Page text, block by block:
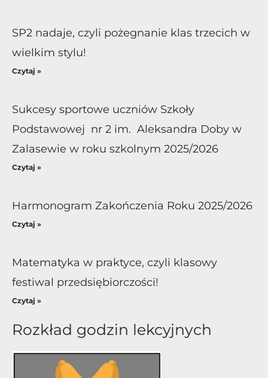
SP2 nadaje, czyli pożegnanie klas trzecich w
wielkim stylu!
Czytaj »
Sukcesy sportowe uczniów Szkoły
Podstawowej nr 2 im. Aleksandra Doby w
Zalasewie w roku szkolnym 2025/2026
Czytaj »
Harmonogram Zakończenia Roku 2025/2026
Czytaj »
Matematyka w praktyce, czyli klasowy
festiwal przedsiębiorczości!
Czytaj »
Rozkład godzin lekcyjnych